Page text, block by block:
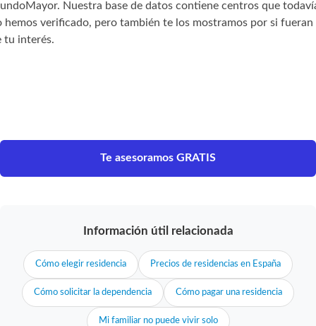
Nuestra base de datos contiene centros que
hemos verificado, pero también te los mostramos por si fueran
tu interés.
Te asesoramos GRATIS
Información útil relacionada
Cómo elegir residencia Precios de residencias en España
Cómo solicitar la dependencia Cómo pagar una residencia
Mi familiar no puede vivir solo